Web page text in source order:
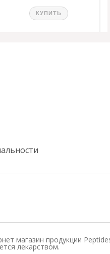
КУПИТЬ
магазин продукции
лекарством.